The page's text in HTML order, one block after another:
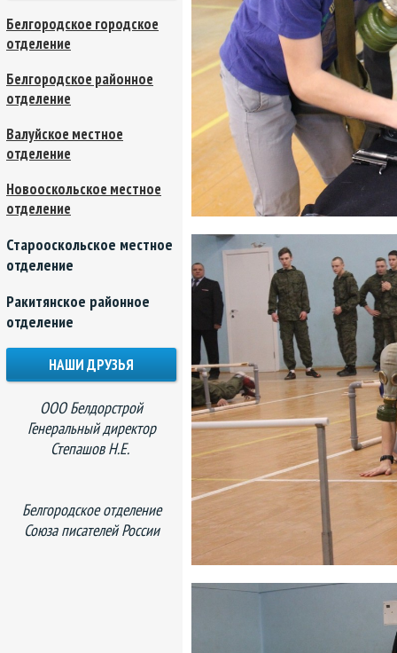
Белгородское городское
отделение
Белгородское районное
отделение
Валуйское местное
отделение
Новооскольское местное
отделение
Старооскольское местное
отделение
Ракитянское районное
отделение
НАШИ ДРУЗЬЯ
ООО Белдорстрой
Генеральный директор
Степашов Н.Е.
Белгородское отделение
Союза писателей России